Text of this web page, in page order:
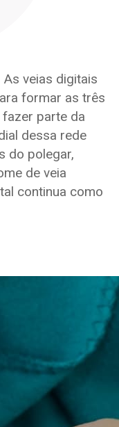
As veias digitais
formar as três
parte da
dessa rede
do polegar,
de veia
continua como